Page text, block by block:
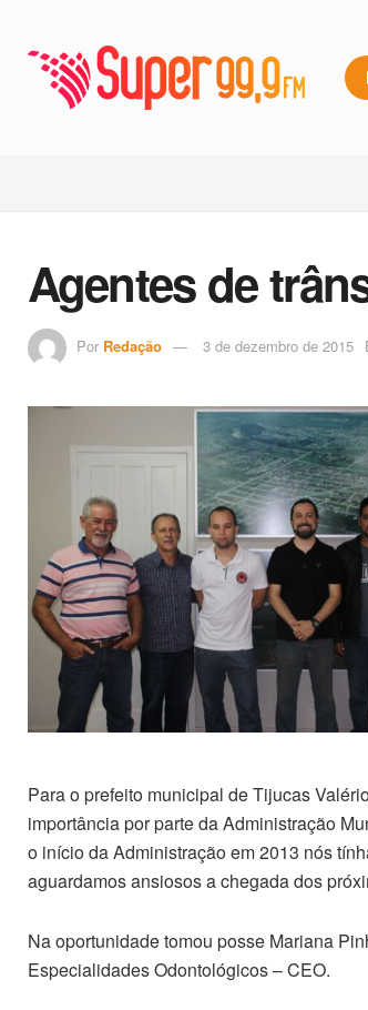
Agentes de
Por Redação 3 de dezembro de 2015
Para o prefeito municipal de Tijucas
importância por parte da Administração
o início da Administração em 2013 nós
aguardamos ansiosos a chegada dos
Na oportunidade tomou posse Mariana
Especialidades Odontológicos – CEO.